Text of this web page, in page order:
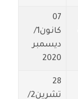
07
كانون1/
ديسمبر
2020
28
تشرين2/